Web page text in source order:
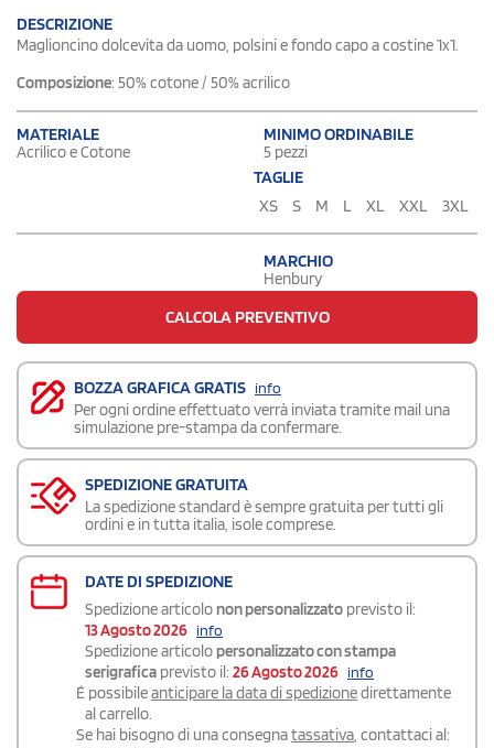
DESCRIZIONE
Maglioncino dolcevita da uomo, polsini e fondo capo a costine 1x1.
Composizione: 50% cotone / 50% acrilico
MATERIALE
Acrilico e Cotone
MINIMO ORDINABILE
5 pezzi
TAGLIE
XS
S M L XL XXL 3XL
MARCHIO
Henbury
CALCOLA PREVENTIVO
BOZZA GRAFICA GRATIS info
Per ogni ordine effettuato verrà inviata tramite mail una
simulazione pre-stampa da confermare.
SPEDIZIONE GRATUITA
La spedizione standard è sempre gratuita per tutti gli
ordini e in tutta italia, isole comprese.
DATE DI SPEDIZIONE
Spedizione articolo non personalizzato previsto il:
13 Agosto 2026 info
Spedizione articolo personalizzato con stampa
serigrafica previsto il: 26 Agosto 2026 info
É possibileanticipare la data di spedizionedirettamente
al carrello.
Se hai bisogno di una consegnatassativa, contattaci al: